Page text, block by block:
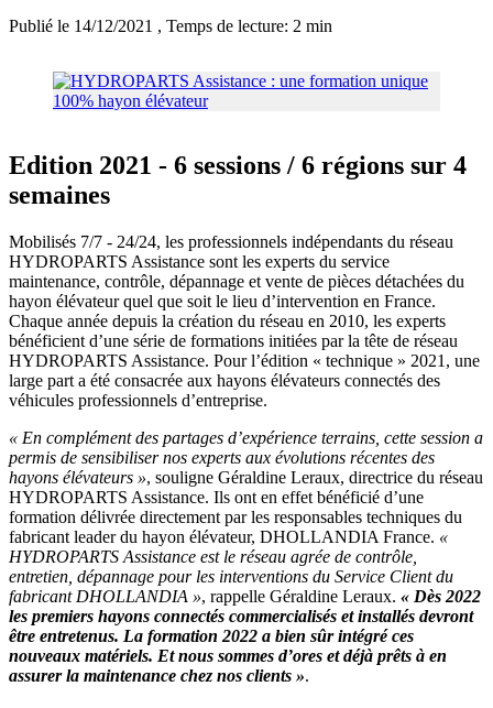
Publié le 14/12/2021 , Temps de lecture: 2 min
Edition 2021 - 6 sessions / 6 régions sur 4
semaines
Mobilisés 7/7 - 24/24, les professionnels indépendants du réseau
HYDROPARTS Assistance sont les experts du service
maintenance, contrôle, dépannage et vente de pièces détachées du
hayon élévateur quel que soit le lieu d’intervention en France.
Chaque année depuis la création du réseau en 2010, les experts
bénéficient d’une série de formations initiées par la tête de réseau
HYDROPARTS Assistance. Pour l’édition « technique » 2021, une
large part a été consacrée aux hayons élévateurs connectés des
véhicules professionnels d’entreprise.
« En complément des partages d’expérience terrains, cette session a
permis de sensibiliser nos experts aux évolutions récentes des
hayons élévateurs », souligne Géraldine Leraux, directrice du réseau
HYDROPARTS Assistance. Ils ont en effet bénéficié d’une
formation délivrée directement par les responsables techniques du
fabricant leader du hayon élévateur, DHOLLANDIA France. «
HYDROPARTS Assistance est le réseau agrée de contrôle,
entretien, dépannage pour les interventions du Service Client du
fabricant DHOLLANDIA », rappelle Géraldine Leraux. « Dès 2022
les premiers hayons connectés commercialisés et installés devront
être entretenus. La formation 2022 a bien sûr intégré ces
nouveaux matériels. Et nous sommes d’ores et déjà prêts à en
assurer la maintenance chez nos clients ».